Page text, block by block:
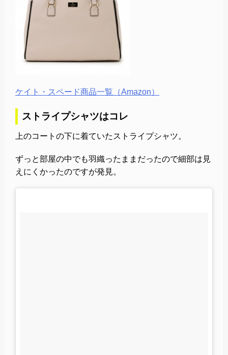
ケイト・スペード商品一覧（Amazon）
ストライプシャツはコレ
上のコートの下に着ていたストライプシャツ。
ずっと部屋の中でも羽織ったままだったので細部は見
えにくかったのですが発見。